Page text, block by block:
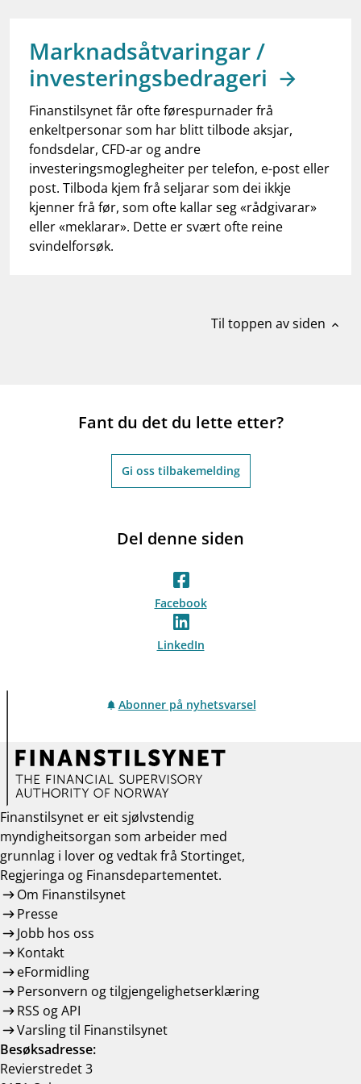
dashboardInformasjon for investorer
notifications_noneAbonner på nyhetsvarsel
Marknadsåtvaringar /
investeringsbedrageri
Finanstilsynet får ofte førespurnader frå
enkeltpersonar som har blitt tilbode aksjar,
fondsdelar, CFD-ar og andre
investeringsmoglegheiter per telefon, e-post eller
post. Tilboda kjem frå seljarar som dei ikkje
kjenner frå før, som ofte kallar seg «rådgivarar»
eller «meklarar». Dette er svært ofte reine
svindelforsøk.
Til toppen av siden expand_less
Fant du det du lette etter?
Gi oss tilbakemelding
Del denne siden
Facebook
LinkedIn
Abonner på nyhetsvarsel
Finanstilsynet er eit sjølvstendig
myndigheitsorgan som arbeider med
grunnlag i lover og vedtak frå Stortinget,
Regjeringa og Finansdepartementet.
Om Finanstilsynet
Presse
Jobb hos oss
Kontakt
eFormidling
Personvern og tilgjengelighetserklæring
RSS og API
Varsling til Finanstilsynet
Besøksadresse:
Revierstredet 3